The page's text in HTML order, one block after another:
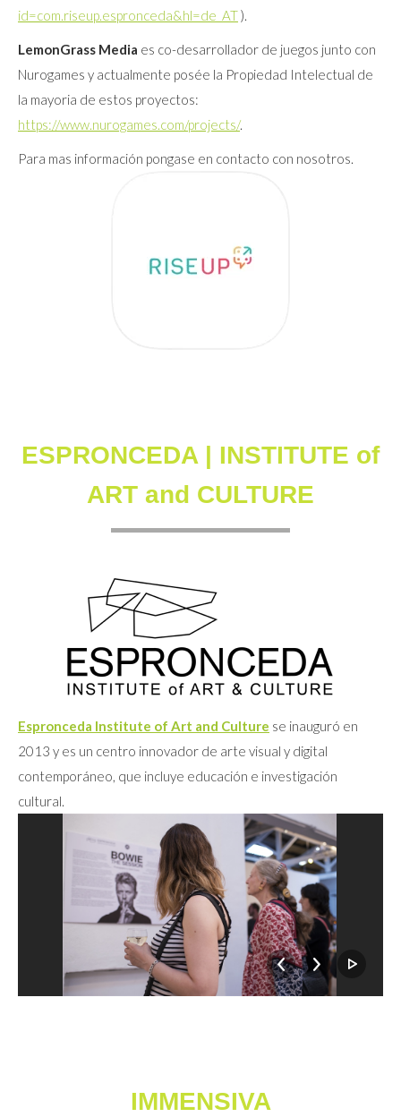
id=com.riseup.espronceda&hl=de_AT).
LemonGrass Media es co-desarrollador de juegos junto con
Nurogames y actualmente posée la Propiedad Intelectual de
la mayoria de estos proyectos:
https://www.nurogames.com/projects/.
Para mas información pongase en contacto con nosotros.
ESPRONCEDA | INSTITUTE of
ART and CULTURE
Espronceda Institute of Art and Culture se inauguró en
2013 y es un centro innovador de arte visual y digital
contemporáneo, que incluye educación e investigación
cultural.
IMMENSIVA